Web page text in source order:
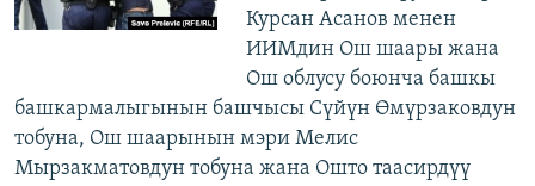
Курсан Асанов менен
ИИМдин Ош шаары жана
Ош облусу боюнча башкы
башкармалыгынын башчысы Сүйүн Өмүрзаковдун
тобуна, Ош шаарынын мэри Мелис
Мырзакматовдун тобуна жана Ошто таасирдүү